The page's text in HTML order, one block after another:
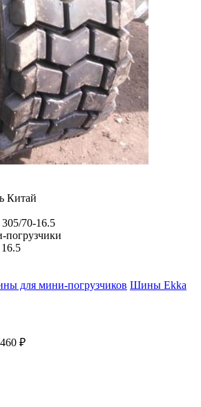
Китай
305/70-16.5
16.5
для мини-погрузчиков Шины Ekka
₽